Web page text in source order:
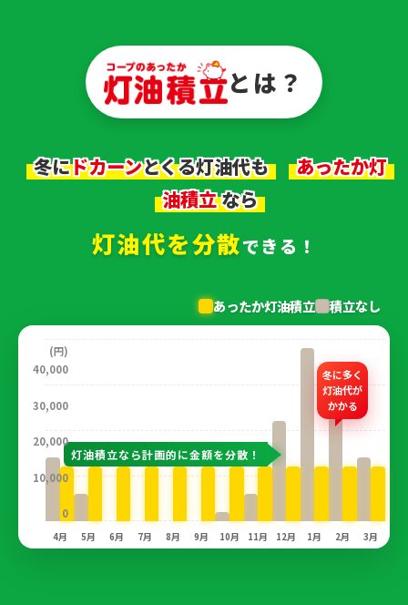
とは？
冬にドカーンとくる灯油代も
あったか灯
油積立なら
灯油代を分散できる！
あったか灯油積立 積立なし
(円)
40,000
30,000
20,000
10,000
0
灯油積立なら計画的に金額を分散！
冬に多く
灯油代が
かかる
4月 5月 6月 7月 8月 9月 10月 11月 12月 1月 2月 3月